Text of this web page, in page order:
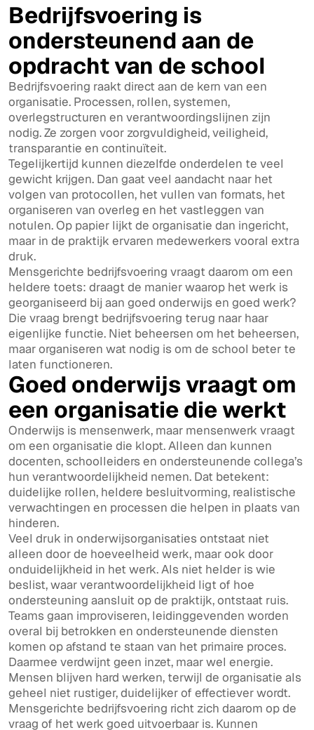
Bedrijfsvoering is
ondersteunend aan de
opdracht van de school
Bedrijfsvoering raakt direct aan de kern van een
organisatie. Processen, rollen, systemen,
overlegstructuren en verantwoordingslijnen zijn
nodig. Ze zorgen voor zorgvuldigheid, veiligheid,
transparantie en continuïteit.
Tegelijkertijd kunnen diezelfde onderdelen te veel
gewicht krijgen. Dan gaat veel aandacht naar het
volgen van protocollen, het vullen van formats, het
organiseren van overleg en het vastleggen van
notulen. Op papier lijkt de organisatie dan ingericht,
maar in de praktijk ervaren medewerkers vooral extra
druk.
Mensgerichte bedrijfsvoering vraagt daarom om een
heldere toets: draagt de manier waarop het werk is
georganiseerd bij aan goed onderwijs en goed werk?
Die vraag brengt bedrijfsvoering terug naar haar
eigenlijke functie. Niet beheersen om het beheersen,
maar organiseren wat nodig is om de school beter te
laten functioneren.
Goed onderwijs vraagt om
een organisatie die werkt
Onderwijs is mensenwerk, maar mensenwerk vraagt
om een organisatie die klopt. Alleen dan kunnen
docenten, schoolleiders en ondersteunende collega’s
hun verantwoordelijkheid nemen. Dat betekent:
duidelijke rollen, heldere besluitvorming, realistische
verwachtingen en processen die helpen in plaats van
hinderen.
Veel druk in onderwijsorganisaties ontstaat niet
alleen door de hoeveelheid werk, maar ook door
onduidelijkheid in het werk. Als niet helder is wie
beslist, waar verantwoordelijkheid ligt of hoe
ondersteuning aansluit op de praktijk, ontstaat ruis.
Teams gaan improviseren, leidinggevenden worden
overal bij betrokken en ondersteunende diensten
komen op afstand te staan van het primaire proces.
Daarmee verdwijnt geen inzet, maar wel energie.
Mensen blijven hard werken, terwijl de organisatie als
geheel niet rustiger, duidelijker of effectiever wordt.
Mensgerichte bedrijfsvoering richt zich daarom op de
vraag of het werk goed uitvoerbaar is. Kunnen